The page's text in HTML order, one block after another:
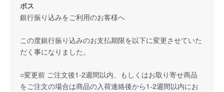
ボス
銀行振り込みをご利用のお客様へ
この度銀行振り込みのお支払期限を以下に変更させていた
だく事になりました。
○変更前 ご注文後1-2週間以内、もしくはお取り寄せ商品
をご注文の場合は商品の入荷連絡後から1-2週間以内にお